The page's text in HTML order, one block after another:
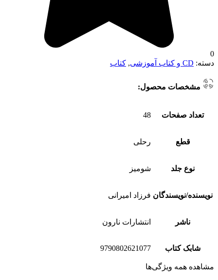
0
دسته: CD و کتاب آموزشی , کتاب
مشخصات محصول:
تعداد صفحات 48
قطع رحلی
نوع جلد شومیز
نویسنده/نویسندگان فرزاد امیرانی
ناشر انتشارات نارون
شابک کتاب 9790802621077
مشاهده همه ویژگی‌ها